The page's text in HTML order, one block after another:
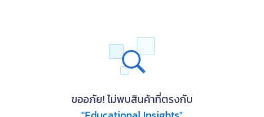
ขออภัย! ไม่พบสินค้าที่ตรงกับ